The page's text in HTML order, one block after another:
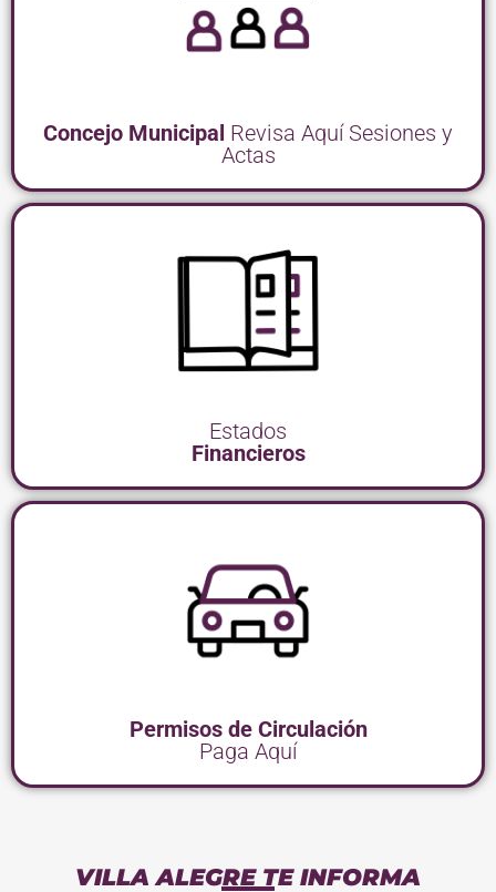
Concejo Municipal Revisa Aquí Sesiones y
Actas
Estados
Financieros
Permisos de Circulación
Paga Aquí
VILLA ALEGRE TE INFORMA